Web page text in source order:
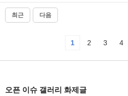
최근 다음
1 2 3 4
오픈 이슈 갤러리 화제글